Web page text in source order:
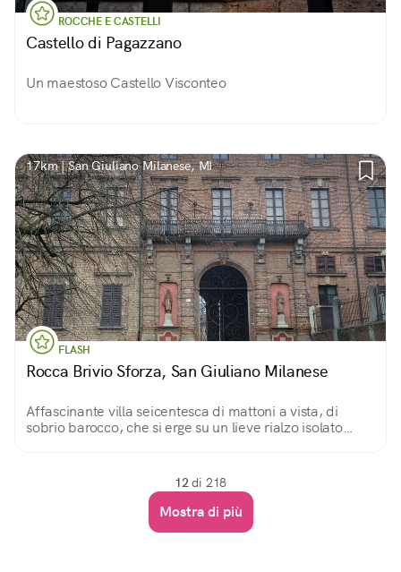
ROCCHE E CASTELLI
Castello di Pagazzano
Un maestoso Castello Visconteo
17km | San Giuliano Milanese, MI
FLASH
Rocca Brivio Sforza, San Giuliano Milanese
Affascinante villa seicentesca di mattoni a vista, di
sobrio barocco, che si erge su un lieve rialzo isolato
12di 218
Mostra di più